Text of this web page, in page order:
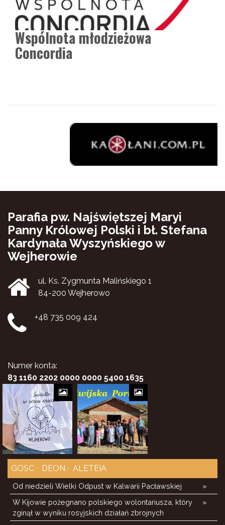
Wspólnota młodzieżowa
Concordia
Parafia pw. Najświętszej Maryi
Panny Królowej Polski i bł. Stefana
Kardynała Wyszyńskiego w
Wejherowie
ul. Ks. Zygmunta Malińskiego 1
84-200 Wejherowo
+48 735 009 424
Numer konta:
83 1160 2202 0000 0000 5400 1635
GOSC DEON ALETEIA
»
Od niedzieli Wielki Odpust w Kalwarii Pacławskiej
»
W Kijowie pożegnano polskiego wolontariusza, który
zginął w wyniku rosyjskich działań zbrojnych